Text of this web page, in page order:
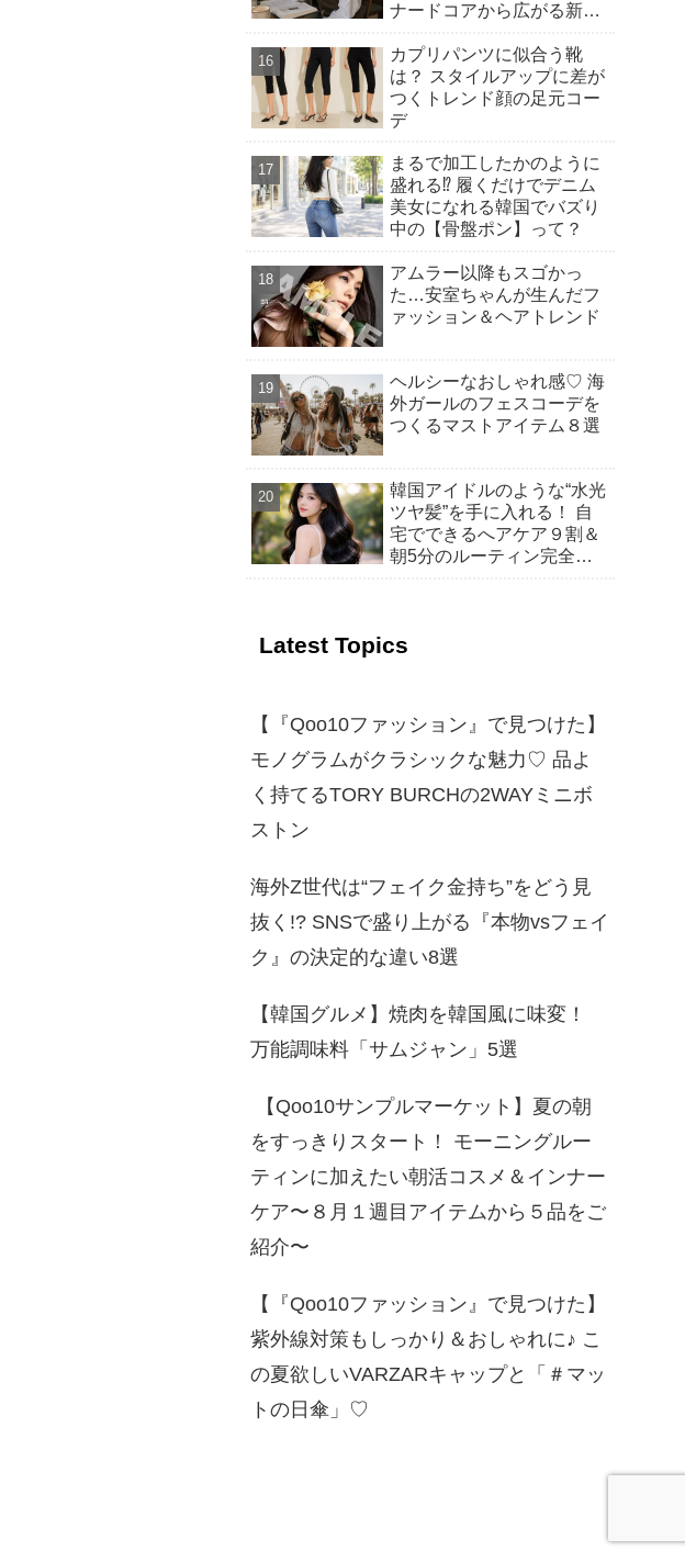
ナードコアから広がる新潮
カプリパンツに似合う靴
は？ スタイルアップに差が
つくトレンド顔の足元コー
デ
まるで加工したかのように
盛れる⁉︎ 履くだけでデニム
美女になれる韓国でバズり
中の【骨盤ポン】って？
アムラー以降もスゴかっ
た…安室ちゃんが生んだフ
ァッション＆ヘアトレンド
ヘルシーなおしゃれ感♡ 海
外ガールのフェスコーデを
つくるマストアイテム８選
韓国アイドルのような“水光
ツヤ髪”を手に入れる！ 自
宅でできるへアケア９割＆
朝5分のルーティン完全ガ
Latest Topics
【『Qoo10ファッション』で見つけた】
モノグラムがクラシックな魅力♡ 品よ
く持てるTORY BURCHの2WAYミニボ
ストン
海外Z世代は“フェイク金持ち”をどう見
抜く!? SNSで盛り上がる『本物vsフェイ
ク』の決定的な違い8選
【韓国グルメ】焼肉を韓国風に味変！
万能調味料「サムジャン」5選
【Qoo10サンプルマーケット】夏の朝
をすっきりスタート！ モーニングルー
ティンに加えたい朝活コスメ＆インナー
ケア〜８月１週目アイテムから５品をご
紹介〜
【『Qoo10ファッション』で見つけた】
紫外線対策もしっかり＆おしゃれに♪ こ
の夏欲しいVARZARキャップと「＃マッ
トの日傘」♡